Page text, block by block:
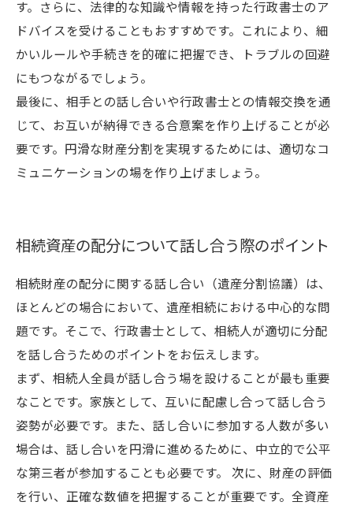
す。さらに、法律的な知識や情報を持った行政書士のア
ドバイスを受けることもおすすめです。これにより、細
かいルールや手続きを的確に把握でき、トラブルの回避
にもつながるでしょう。
最後に、相手との話し合いや行政書士との情報交換を通
じて、お互いが納得できる合意案を作り上げることが必
要です。円滑な財産分割を実現するためには、適切なコ
ミュニケーションの場を作り上げましょう。
相続資産の配分について話し合う際のポイント
相続財産の配分に関する話し合い（遺産分割協議）は、
ほとんどの場合において、遺産相続における中心的な問
題です。そこで、行政書士として、相続人が適切に分配
を話し合うためのポイントをお伝えします。
まず、相続人全員が話し合う場を設けることが最も重要
なことです。家族として、互いに配慮し合って話し合う
姿勢が必要です。また、話し合いに参加する人数が多い
場合は、話し合いを円滑に進めるために、中立的で公平
な第三者が参加することも必要です。 次に、財産の評価
を行い、正確な数値を把握することが重要です。全資産